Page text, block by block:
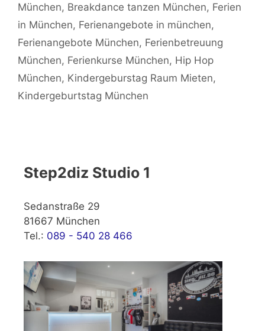
München, Breakdance tanzen München, Ferien
in München, Ferienangebote in münchen,
Ferienangebote München, Ferienbetreuung
München, Ferienkurse München, Hip Hop
München, Kindergeburstag Raum Mieten,
Kindergeburtstag München
Step2diz Studio 1
Sedanstraße 29
81667 München
Tel.: 089 - 540 28 466